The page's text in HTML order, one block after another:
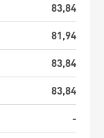
83,84
81,94
83,84
83,84
-